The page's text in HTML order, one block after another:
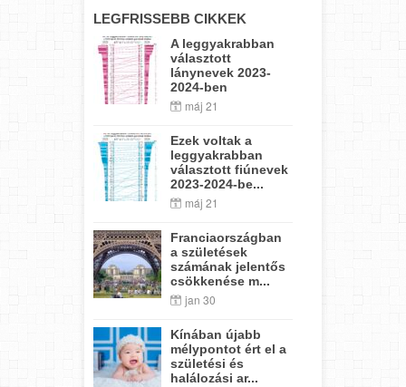
LEGFRISSEBB CIKKEK
A leggyakrabban
választott
lánynevek 2023-
2024-ben
máj 21
Ezek voltak a
leggyakrabban
választott fiúnevek
2023-2024-be...
máj 21
Franciaországban
a születések
számának jelentős
csökkenése m...
jan 30
Kínában újabb
mélypontot ért el a
születési és
halálozási ar...